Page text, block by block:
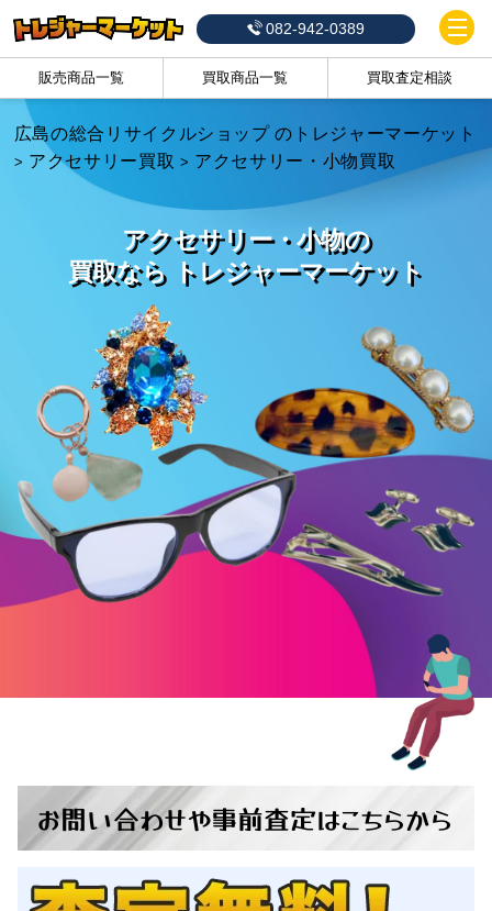
082-942-0389
販売商品一覧 買取商品一覧 買取査定相談
広島の総合リサイクルショップ のトレジャーマーケット
> アクセサリー買取 > アクセサリー・小物買取
アクセサリー・小物の
買取なら トレジャーマーケット
お問い合わせや事前査定はこちらから